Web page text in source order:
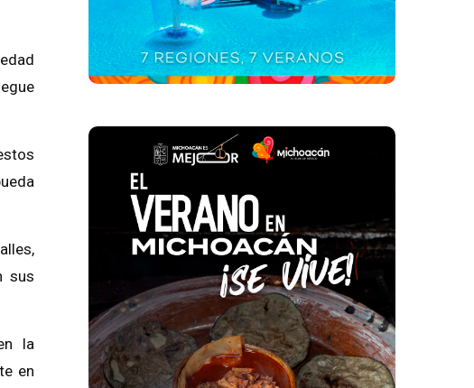
sus
la
en